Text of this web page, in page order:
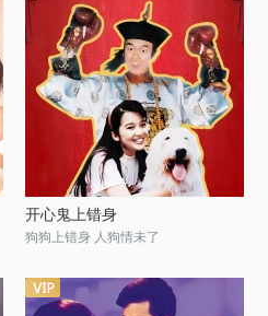
开心鬼上错身
狗狗上错身 人狗情未了